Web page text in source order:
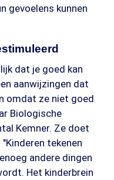
gevoelens kunnen
dat je goed kan
aanwijzingen dat
omdat ze niet goed
Biologische
Kemner. Ze doet
tekenen
andere dingen
Het kinderbrein